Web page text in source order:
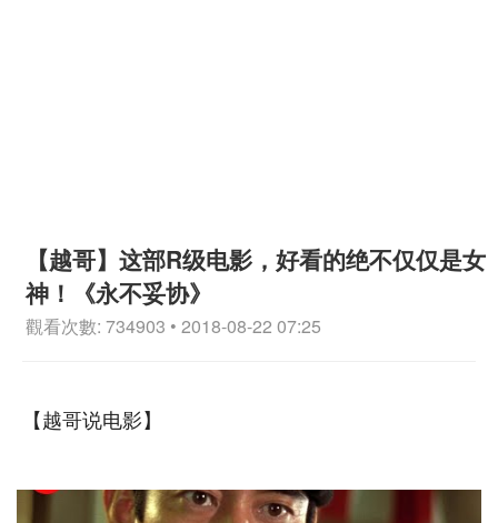
【越哥】这部R级电影，好看的绝不仅仅是女
神！《永不妥协》
觀看次數: 734903 • 2018-08-22 07:25
【越哥说电影】